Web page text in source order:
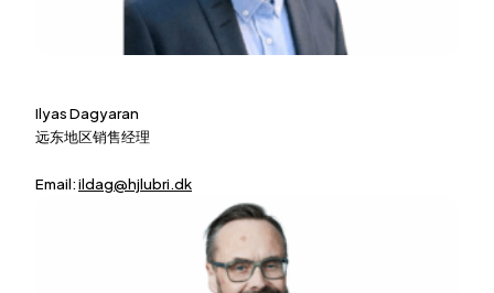
Ilyas Dagyaran
远东地区销售经理
Email:ildag@hjlubri.dk